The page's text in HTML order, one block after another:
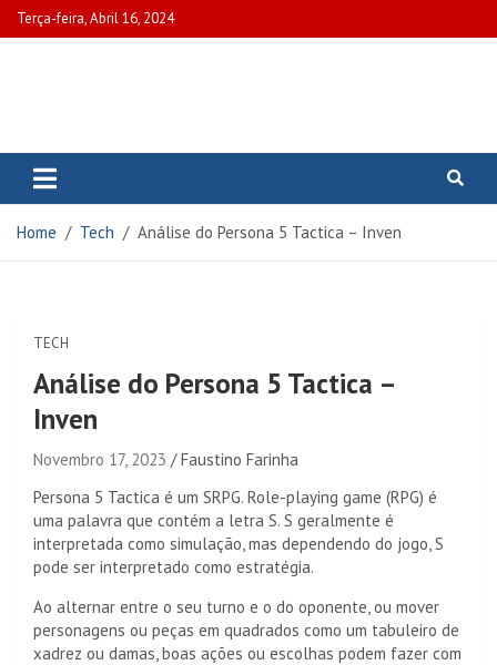
Skip
to
Terça-feira, Abril 16, 2024
www.portalcascais.pt
recentes e veja programas de TV,
reportagens e podcasts
www.portalcascais.pt
Home Tech Análise do Persona 5 Tactica – Inven
TECH
Análise do Persona 5 Tactica –
Inven
Novembro 17, 2023
Faustino Farinha
Persona 5 Tactica é um SRPG. Role-playing game (RPG) é
uma palavra que contém a letra S. S geralmente é
interpretada como simulação, mas dependendo do jogo, S
pode ser interpretado como estratégia.
Ao alternar entre o seu turno e o do oponente, ou mover
personagens ou peças em quadrados como um tabuleiro de
xadrez ou damas, boas ações ou escolhas podem fazer com